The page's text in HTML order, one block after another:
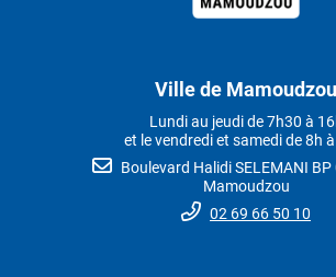
Ville de Mamoudzou
Lundi au jeudi de 7h30 à
et le vendredi et samedi de 8h
Boulevard Halidi SELEMANI
Mamoudzou
02 69 66 50 10